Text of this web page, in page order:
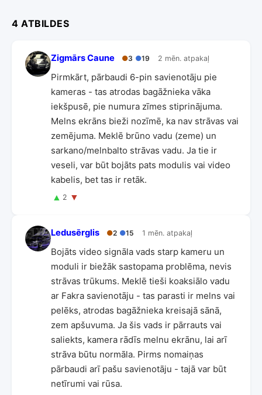
4 ATBILDES
Zigmārs Caune ●3 ●19 2 mēn. atpakaļ
Pirmkārt, pārbaudi 6-pin savienotāju pie
kameras - tas atrodas bagāžnieka vāka
iekšpusē, pie numura zīmes stiprinājuma.
Melns ekrāns bieži nozīmē, ka nav strāvas vai
zemējuma. Meklē brūno vadu (zeme) un
sarkano/melnbalto strāvas vadu. Ja tie ir
veseli, var būt bojāts pats modulis vai video
kabelis, bet tas ir retāk.
▲ 2 ▼
Ledusērglis ●2 ●15 1 mēn. atpakaļ
Bojāts video signāla vads starp kameru un
moduli ir biežāk sastopama problēma, nevis
strāvas trūkums. Meklē tieši koaksiālo vadu
ar Fakra savienotāju - tas parasti ir melns vai
pelēks, atrodas bagāžnieka kreisajā sānā,
zem apšuvuma. Ja šis vads ir pārrauts vai
saliekts, kamera rādīs melnu ekrānu, lai arī
strāva būtu normāla. Pirms nomaiņas
pārbaudi arī pašu savienotāju - tajā var būt
netīrumi vai rūsa.